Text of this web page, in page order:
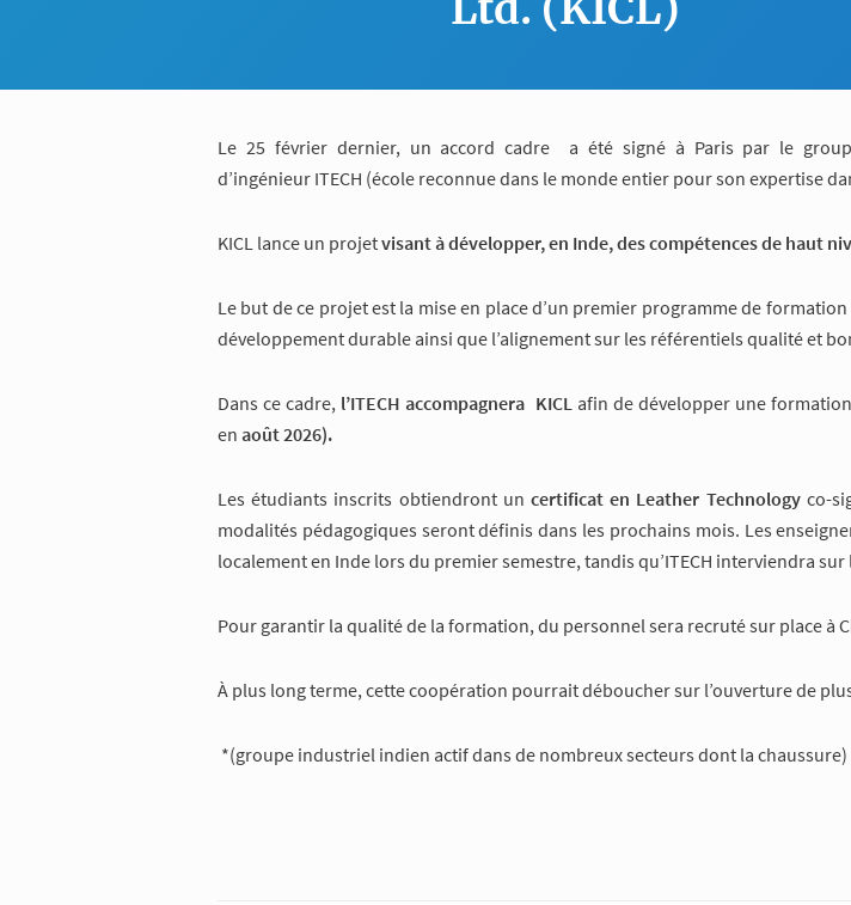
Le 25 février dernier, un accord cadre a été signé à Paris par le
d’ingénieur ITECH (école reconnue dans le monde entier pour son expertise
KICL lance un projetvisant à développer, en Inde, des compétences de haut
Le but de ce projet est la mise en place d’un premier programme de
développement durable ainsi que l’alignement sur les référentiels qualité et
Dans ce cadre, l’ITECH accompagnera KICL afin de développer une
en août 2026).
Les étudiants inscrits obtiendront un certificat en Leather Technologyco-
modalités pédagogiques seront définis dans les prochains mois. Les
localement en Inde lors du premier semestre, tandis qu’ITECH interviendra sur
Pour garantir la qualité de la formation, du personnel sera recruté sur place à
À plus long terme, cette coopération pourrait déboucher sur l’ouverture de
*(groupe industriel indien actif dans de nombreux secteurs dont la chaussure)